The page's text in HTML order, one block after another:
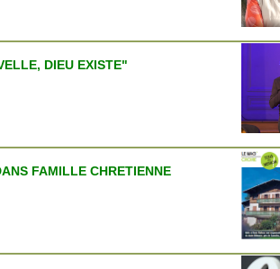
DIEU EXISTE"
FAMILLE CHRETIENNE